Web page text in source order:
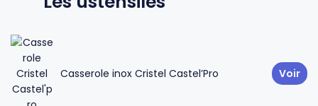
Casserole inox Cristel Castel’Pro Voir